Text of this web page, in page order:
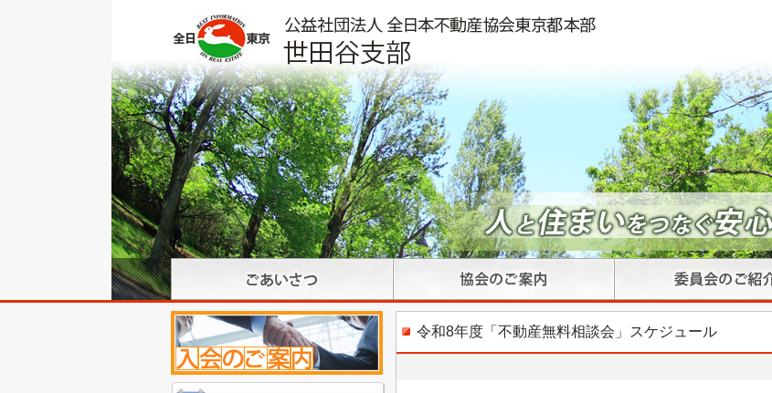
令和8年度「不動産無料相談会」スケジュール